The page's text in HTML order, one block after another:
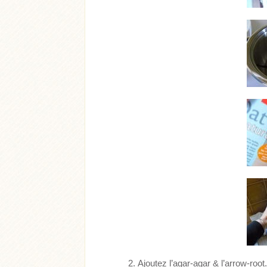
Ajoutez l’agar-agar & l’arrow-root.